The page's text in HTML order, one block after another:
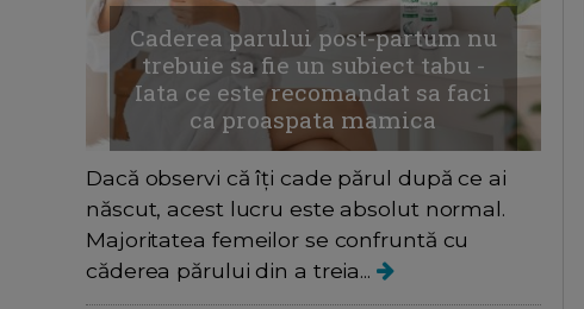
Caderea parului post-partum nu
trebuie sa fie un subiect tabu -
Iata ce este recomandat sa faci
ca proaspata mamica
Dacă observi că îți cade părul după ce ai
născut, acest lucru este absolut normal.
Majoritatea femeilor se confruntă cu
căderea părului din a treia...